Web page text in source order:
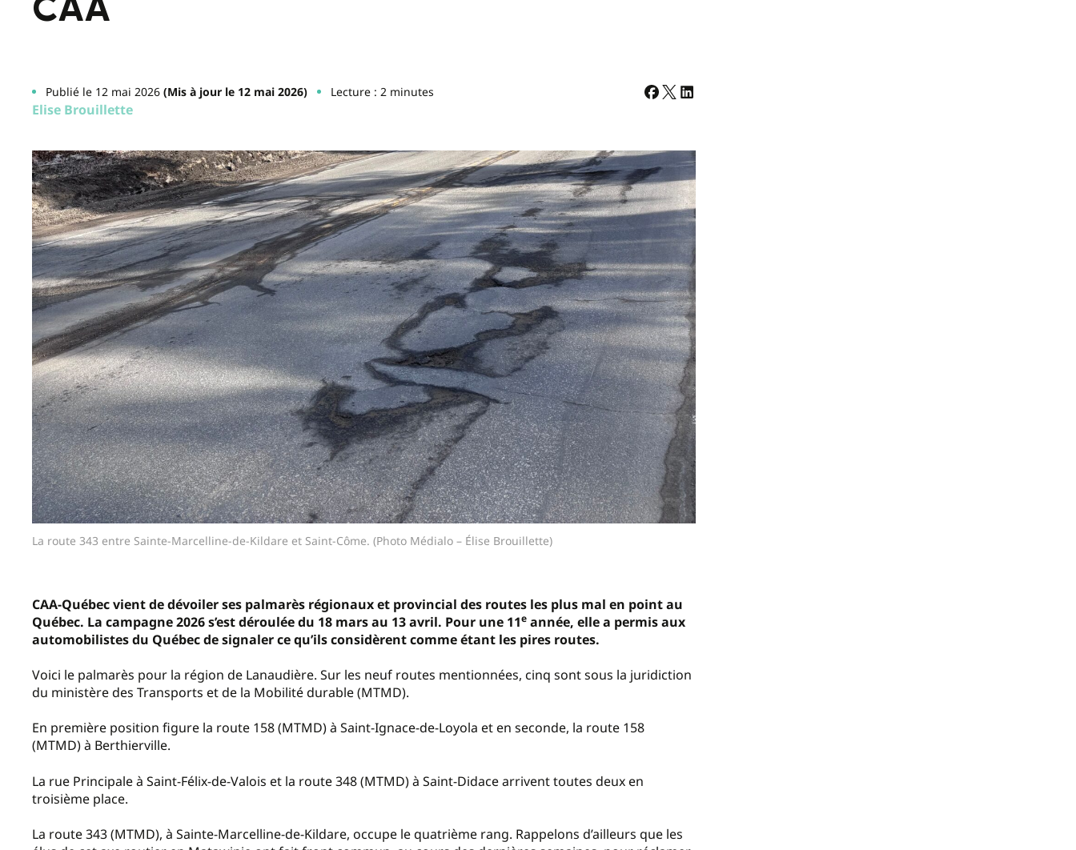
CAA
Publié le 12 mai 2026(Mis à jour le 12 mai 2026) Lecture : 2 minutes
Elise Brouillette
La route 343 entre Sainte-Marcelline-de-Kildare et Saint-Côme. (Photo Médialo – Élise Brouillette)
CAA-Québec vient de dévoiler ses palmarès régionaux et provincial des routes les plus mal en point au
Québec. La campagne 2026 s’est déroulée du 18 mars au 13 avril. Pour une 11e année, elle a permis aux
automobilistes du Québec de signaler ce qu’ils considèrent comme étant les pires routes.
Voici le palmarès pour la région de Lanaudière. Sur les neuf routes mentionnées, cinq sont sous la juridiction
du ministère des Transports et de la Mobilité durable (MTMD).
En première position figure la route 158 (MTMD) à Saint-Ignace-de-Loyola et en seconde, la route 158
(MTMD) à Berthierville.
La rue Principale à Saint-Félix-de-Valois et la route 348 (MTMD) à Saint-Didace arrivent toutes deux en
troisième place.
La route 343 (MTMD), à Sainte-Marcelline-de-Kildare, occupe le quatrième rang. Rappelons d’ailleurs que les